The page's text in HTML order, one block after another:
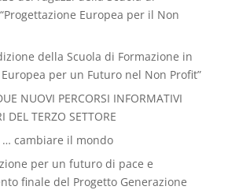
Europea per il Non
della Scuola di Formazione in
per un Futuro nel Non Profit”
NUOVI PERCORSI INFORMATIVI
DEL TERZO SETTORE
… cambiare il mondo
per un futuro di pace e
finale del Progetto Generazione